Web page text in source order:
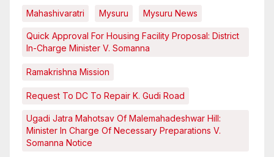
Mahashivaratri Mysuru Mysuru News
Quick Approval For Housing Facility Proposal: District
In-Charge Minister V. Somanna
Ramakrishna Mission
Request To DC To Repair K. Gudi Road
Ugadi Jatra Mahotsav Of Malemahadeshwar Hill:
Minister In Charge Of Necessary Preparations V.
Somanna Notice